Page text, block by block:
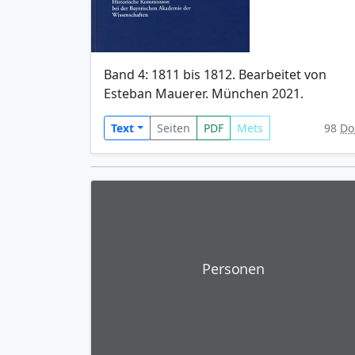
Band 4: 1811 bis 1812. Bearbeitet von
Esteban Mauerer. München 2021.
Text Seiten PDF Mets 98
Personen